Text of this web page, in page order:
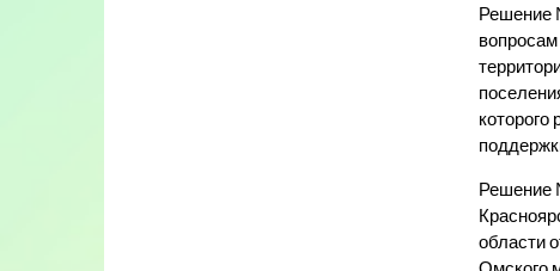
Решение
которого
Решение
области